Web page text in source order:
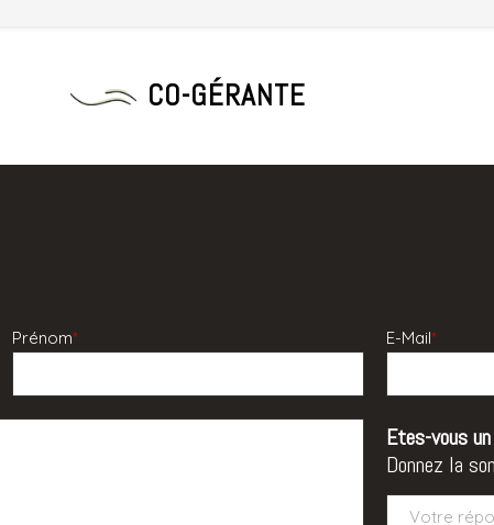
CO-GÉRANTE
Prénom* E-Mail*
Etes-vous
Donnez la